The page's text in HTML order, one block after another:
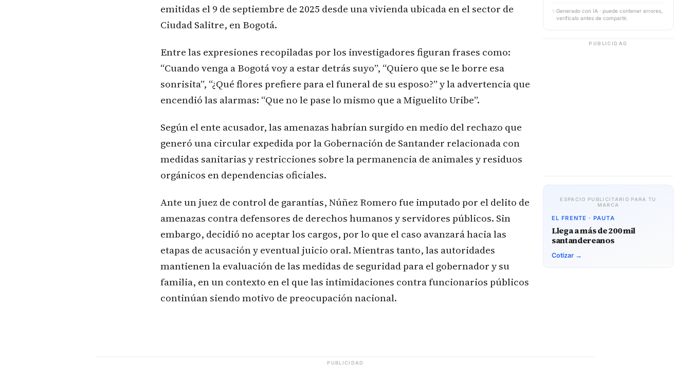
emitidas el 9 de septiembre de 2025 desde una vivienda ubicada en el sector de
Ciudad Salitre, en Bogotá.
Entre las expresiones recopiladas por los investigadores figuran frases como:
“Cuando venga a Bogotá voy a estar detrás suyo”, “Quiero que se le borre esa
sonrisita”, “¿Qué flores prefiere para el funeral de su esposo?” y la advertencia que
encendió las alarmas: “Que no le pase lo mismo que a Miguelito Uribe”.
Según el ente acusador, las amenazas habrían surgido en medio del rechazo que
generó una circular expedida por la Gobernación de Santander relacionada con
medidas sanitarias y restricciones sobre la permanencia de animales y residuos
orgánicos en dependencias oficiales.
Ante un juez de control de garantías, Núñez Romero fue imputado por el delito de
amenazas contra defensores de derechos humanos y servidores públicos. Sin
embargo, decidió no aceptar los cargos, por lo que el caso avanzará hacia las
etapas de acusación y eventual juicio oral. Mientras tanto, las autoridades
mantienen la evaluación de las medidas de seguridad para el gobernador y su
familia, en un contexto en el que las intimidaciones contra funcionarios públicos
continúan siendo motivo de preocupación nacional.
✨ Generado con IA · puede contener errores,
verifícalo antes de compartir.
PUBLICIDAD
ESPACIO PUBLICITARIO PARA TU
MARCA
EL FRENTE · PAUTA
Llega a más de 200 mil
santandereanos
Cotizar →
PUBLICIDAD